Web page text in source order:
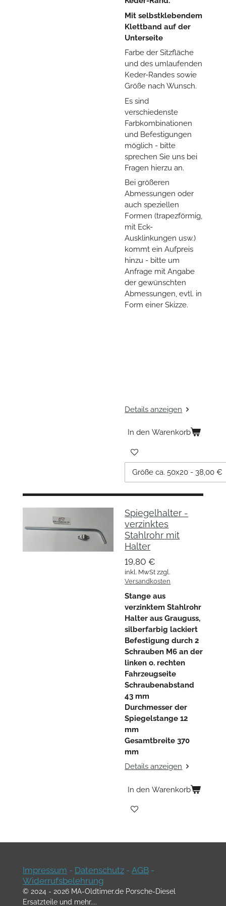
Mit selbstklebendem
Klettband auf der
Unterseite
Farbe der Sitzfläche
und des umlaufenden
Keder-Randes sowie
Größe nach Wunsch.
Es sind
verschiedenste
Farbkombinationen
und Befestigungen
möglich - bitte
sprechen Sie uns bei
Fragen hierzu an.
Bei größeren
Abmessungen oder
auch speziellen
Formen (trapezförmig,
mit Eck-
Ausklinkungen usw.)
kommt ein Aufpreis
hinzu - bitte um
Anfrage mit Angabe
der gewünschten
Abmessungen, evtl. in
Form einer Skizze.
Details anzeigen
In den Warenkorb
Spiegelhalter -
verzinktes
Stahlrohr mit
Halter
19,80 €
inkl. MwSt zzgl.
Versandkosten
Stange aus
verzinktem Stahlrohr
Halter aus Grauguss,
silberfarbig lackiert
Befestigung durch 2
Schrauben M6 an der
linken o. rechten
Fahrzeugseite
Schraubenabstand
43 mm
Durchmesser der
Spiegelstange 12
mm
Gesamtbreite 370
mm
Details anzeigen
In den Warenkorb
Impressum - Datenschutz- AGB-
Widerrufsbelehrung
© 2024 - 2026 MA-Oldtimer.de Porsche-Diesel
Ersatzteile und mehr....